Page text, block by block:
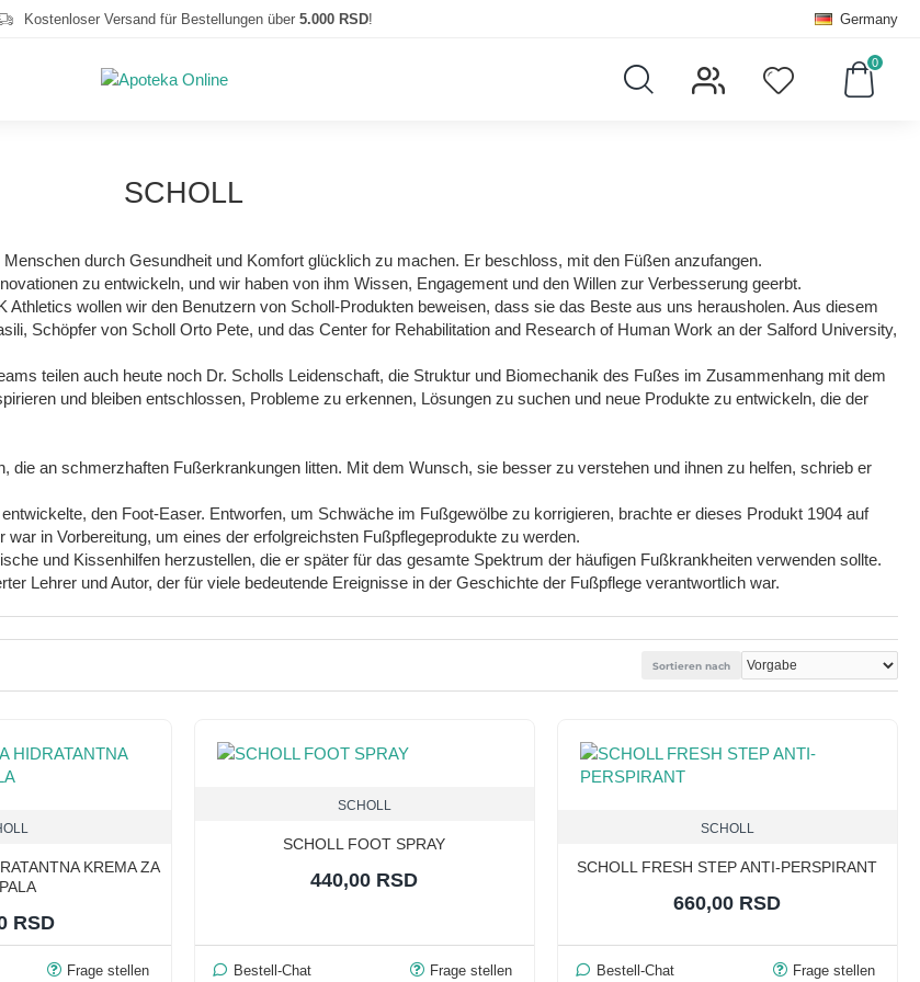
Kostenloser Versand für Bestellungen über 5.000 RSD! Germany
0
SCHOLL
durch Gesundheit und Komfort glücklich zu machen. Er beschloss, mit den Füßen anzufangen.
zu entwickeln, und wir haben von ihm Wissen, Engagement und den Willen zur Verbesserung geerbt.
wollen wir den Benutzern von Scholl-Produkten beweisen, dass sie das Beste aus uns herausholen. Aus diesem
Schöpfer von Scholl Orto Pete, und das Center for Rehabilitation and Research of Human Work an der Salford University,
teilen auch heute noch Dr. Scholls Leidenschaft, die Struktur und Biomechanik des Fußes im Zusammenhang mit dem
und bleiben entschlossen, Probleme zu erkennen, Lösungen zu suchen und neue Produkte zu entwickeln, die der
an schmerzhaften Fußerkrankungen litten. Mit dem Wunsch, sie besser zu verstehen und ihnen zu helfen, schrieb er
den Foot-Easer. Entworfen, um Schwäche im Fußgewölbe zu korrigieren, brachte er dieses Produkt 1904 auf
in Vorbereitung, um eines der erfolgreichsten Fußpflegeprodukte zu werden.
und Kissenhilfen herzustellen, die er später für das gesamte Spektrum der häufigen Fußkrankheiten verwenden sollte.
Lehrer und Autor, der für viele bedeutende Ereignisse in der Geschichte der Fußpflege verantwortlich war.
Sortieren nach
KREMA ZA
RSD
Frage stellen
SCHOLL
SCHOLL FOOT SPRAY
440,00 RSD
Bestell-Chat Frage stellen
SCHOLL
SCHOLL FRESH STEP ANTI-PERSPIRANT
660,00 RSD
Bestell-Chat Frage stellen